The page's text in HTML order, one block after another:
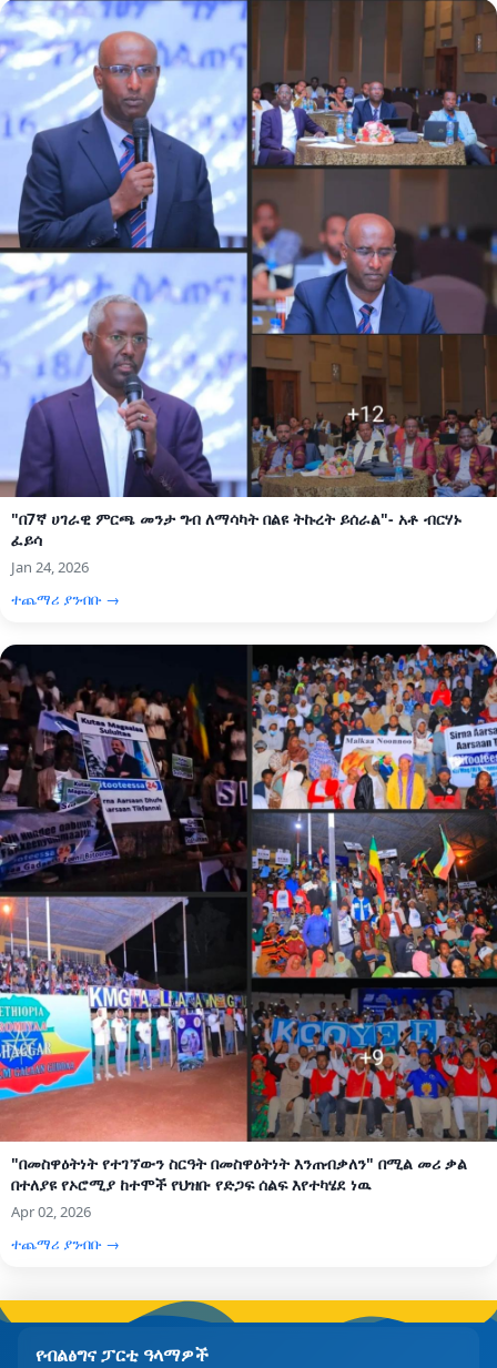
"በ7ኛ ሀገራዊ ምርጫ መንታ ግብ ለማሳካት በልዩ ትኩረት ይሰራል"- አቶ ብርሃኑ
ፈይሳ
Jan 24, 2026
ተጨማሪ ያንብቡ →
"በመስዋዕትነት የተገኘውን ስርዓት በመስዋዕትነት እንጠብቃለን" በሚል መሪ ቃል
በተለያዩ የኦሮሚያ ከተሞች የህዝቡ የድጋፍ ሰልፍ እየተካሄደ ነዉ
Apr 02, 2026
ተጨማሪ ያንብቡ →
የብልፅግና ፓርቲ ዓላማዎች